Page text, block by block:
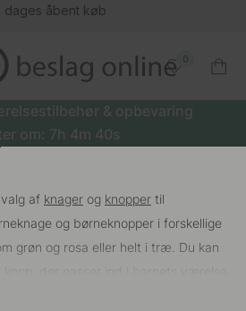
.
0
.
& opbevaring
om: 7h 4m 39s
af knager og knopper til
og børneknopper i forskellige
grøn og rosa eller helt i træ. Du kan
holde orden på børneværelset,